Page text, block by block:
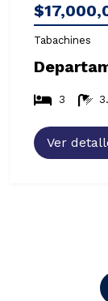
Tabachines
3
Ver